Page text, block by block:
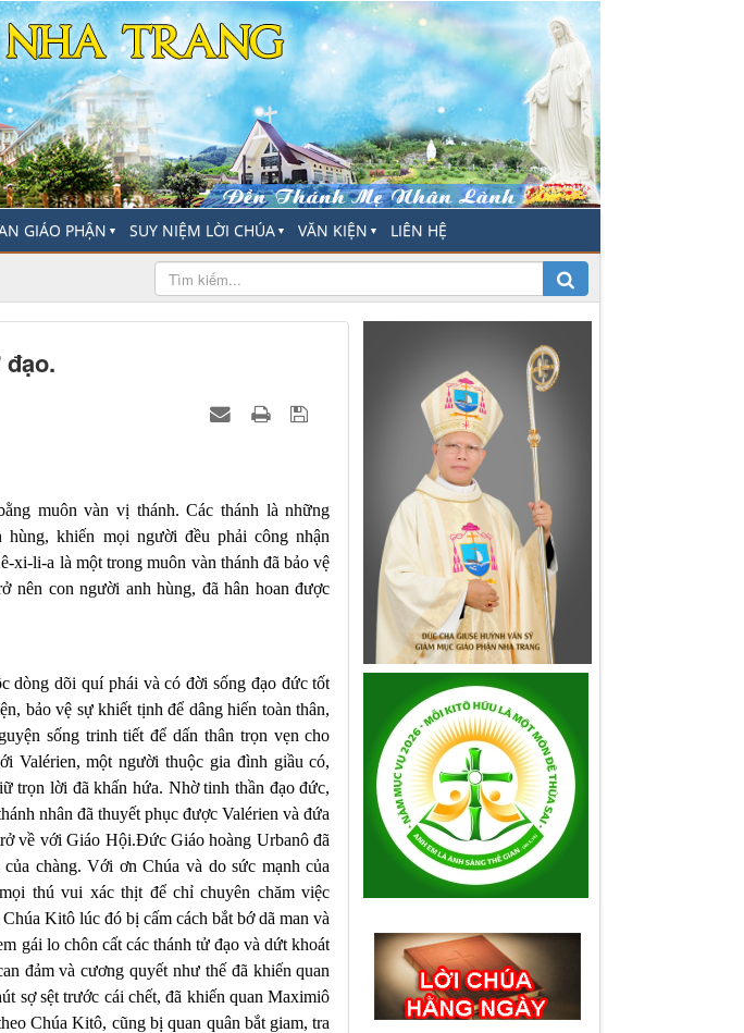
GIÁO PHẬN ▼ SUY NIỆM LỜI CHÚA ▼ VĂN KIỆN ▼ LIÊN HỆ
muôn vàn vị thánh. Các thánh là những
khiến mọi người đều phải công nhận
xi-li-a là một trong muôn vàn thánh đã bảo vệ
nên con người anh hùng, đã hân hoan được
dòng dõi quí phái và có đời sống đạo đức tốt
bảo vệ sự khiết tịnh để dâng hiến toàn thân,
sống trinh tiết để dấn thân trọn vẹn cho
Valérien, một người thuộc gia đình giầu có,
trọn lời đã khấn hứa. Nhờ tinh thần đạo đức,
nhân đã thuyết phục được Valérien và đứa
về với Giáo Hội.Ðức Giáo hoàng Urbanô đã
chàng. Với ơn Chúa và do sức mạnh của
thú vui xác thịt để chỉ chuyên chăm việc
Kitô lúc đó bị cấm cách bắt bớ dã man và
gái lo chôn cất các thánh tử đạo và dứt khoát
đảm và cương quyết như thế đã khiến quan
sợ sệt trước cái chết, đã khiến quan Maximiô
Chúa Kitô, cũng bị quan quân bắt giam, tra